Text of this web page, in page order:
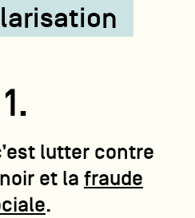
1.
lutter contre
et la fraude
.